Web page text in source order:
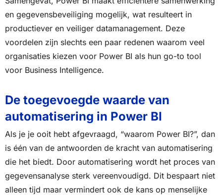
en gegevensbeveiliging mogelijk, wat resulteert in
productiever en veiliger datamanagement. Deze
voordelen zijn slechts een paar redenen waarom veel
organisaties kiezen voor Power BI als hun go-to tool
voor Business Intelligence.
De toegevoegde waarde van
automatisering in Power BI
Als je je ooit hebt afgevraagd, “waarom Power BI?”, dan
is één van de antwoorden de kracht van automatisering
die het biedt. Door automatisering wordt het proces van
gegevensanalyse sterk vereenvoudigd. Dit bespaart niet
alleen tijd maar vermindert ook de kans op menselijke